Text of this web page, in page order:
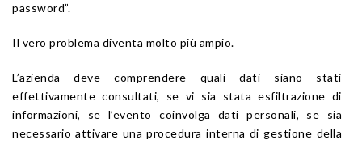
password”.
Il vero problema diventa molto più ampio.
L’azienda deve comprendere quali dati siano stati
effettivamente consultati, se vi sia stata esfiltrazione di
informazioni, se l’evento coinvolga dati personali, se sia
necessario attivare una procedura interna di gestione della